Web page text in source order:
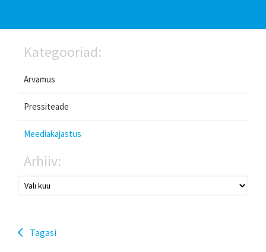
Kategooriad:
Arvamus
Pressiteade
Meediakajastus
Arhiiv:
Tagasi